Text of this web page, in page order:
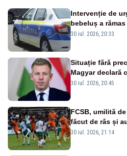
Intervenție de
bebeluș a
din cauza unei
30 iul. 2026, 20:33
Situație fără
Magyar declară
oprirea centralei
30 iul. 2026, 20:45
FCSB, umilită
făcut de râs și
Conference
30 iul. 2026, 21:14